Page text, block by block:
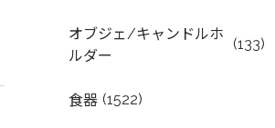
オブジェ/キャンドルホ
ルダー
(133)
食器 (1522)